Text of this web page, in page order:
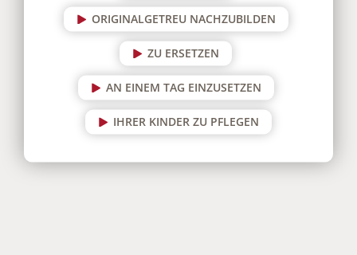
ORIGINALGETREU NACHZUBILDEN
ZU ERSETZEN
AN EINEM TAG EINZUSETZEN
IHRER KINDER ZU PFLEGEN